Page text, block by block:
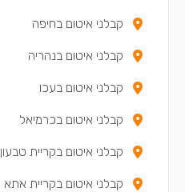
קבלני איטום בחיפה
קבלני איטום בנהריה
קבלני איטום בעכו
קבלני איטום בכרמיאל
קבלני איטום בקריית טבעון
קבלני איטום בקריית אתא